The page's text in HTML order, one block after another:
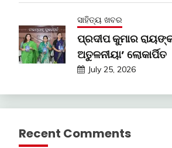
ସାହିତ୍ୟ ଖବର
ପ୍ରଦୀପ କୁମାର
ଅତୁଳନୀୟା’ ଲୋକାର୍ପିତ
July 25, 2026
Recent Comments